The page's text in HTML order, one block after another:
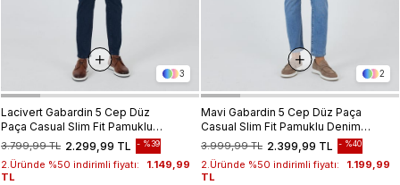
3
Lacivert Gabardin 5 Cep Düz
Paça Casual Slim Fit Pamuklu
Denim Pantolon 1023250151
2.299,99 TL
3.799,99 TL %39
2.Üründe %50 indirimli fiyatı:
1.149,99
TL
2
Mavi Gabardin 5 Cep Düz Paça
Casual Slim Fit Pamuklu Denim
Pantolon 1023250156
2.399,99 TL
3.999,99 TL %40
2.Üründe %50 indirimli fiyatı:
1.199,99
TL